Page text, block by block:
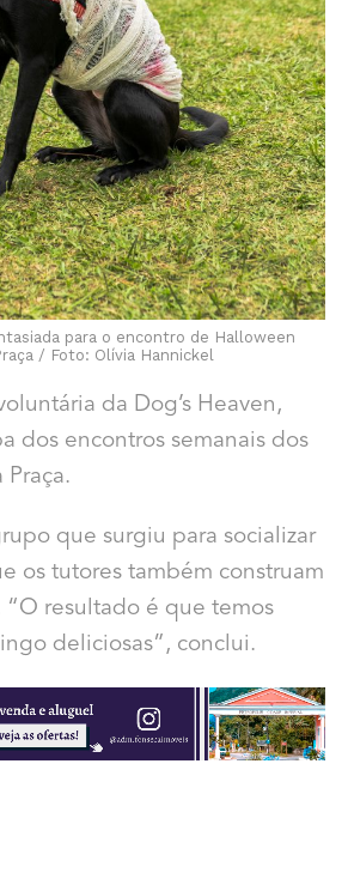
para o encontro de Halloween
/ Foto: Olívia Hannickel
da Dog’s Heaven,
dos encontros semanais dos
que surgiu para socializar
os tutores também construam
“O resultado é que temos
deliciosas”, conclui.